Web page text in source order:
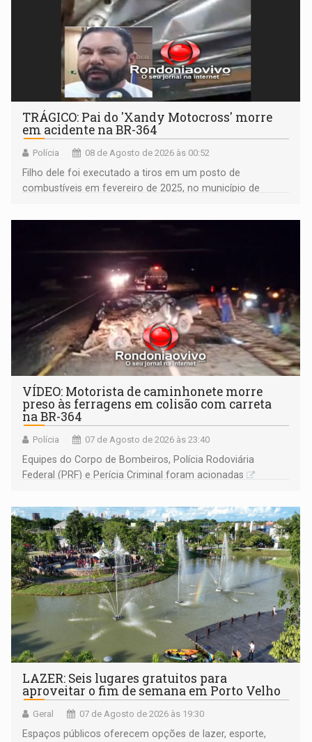
TRÁGICO: Pai do 'Xandy Motocross' morre
em acidente na BR-364
Polícia 08 de Agosto de 2026 às 00:52
Filho dele foi executado a tiros em um posto de
combustíveis em fevereiro de 2025, no município de
VÍDEO: Motorista de caminhonete morre
preso às ferragens em colisão com carreta
na BR-364
Polícia 07 de Agosto de 2026 às 23:40
Equipes do Corpo de Bombeiros, Polícia Rodoviária
Federal (PRF) e Perícia Criminal foram acionadas
LAZER: Seis lugares gratuitos para
aproveitar o fim de semana em Porto Velho
Geral 07 de Agosto de 2026 às 19:30
Espaços públicos oferecem opções de lazer, esporte,